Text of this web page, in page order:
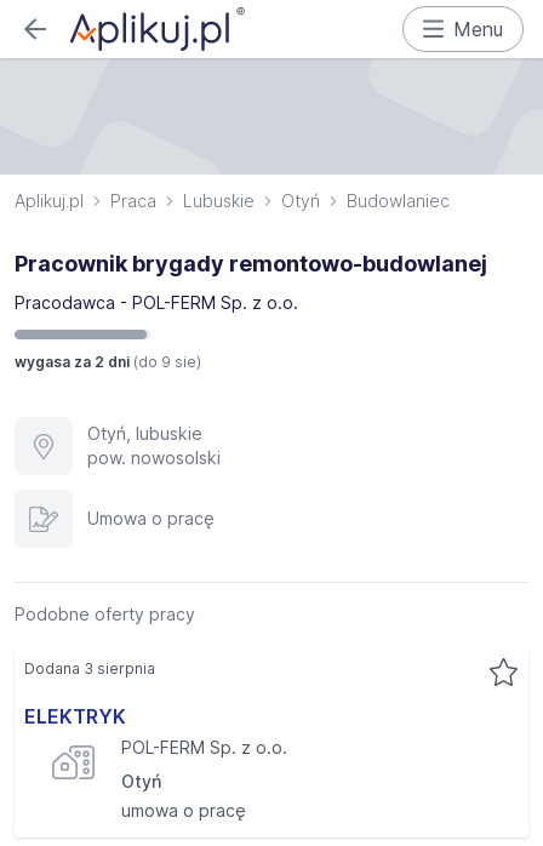
Menu
Aplikuj.pl Praca Lubuskie Otyń Budowlaniec
Pracownik brygady remontowo-budowlanej
Pracodawca - POL-FERM Sp. z o.o.
wygasa za 2 dni (do 9 sie)
Otyń, lubuskie
pow. nowosolski
Umowa o pracę
Podobne oferty pracy
ELEKTRYK
POL-FERM Sp. z o.o.
Otyń
umowa o pracę
Dodana 3 sierpnia